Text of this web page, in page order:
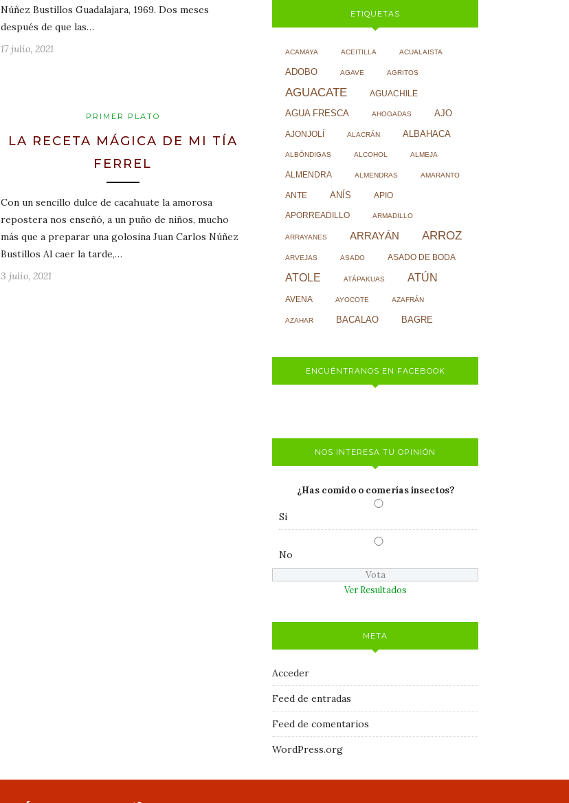
Núñez Bustillos Guadalajara, 1969. Dos meses
después de que las…
17 julio, 2021
PRIMER PLATO
LA RECETA MÁGICA DE MI TÍA
FERREL
Con un sencillo dulce de cacahuate la amorosa
repostera nos enseñó, a un puño de niños, mucho
más que a preparar una golosina Juan Carlos Núñez
Bustillos Al caer la tarde,…
3 julio, 2021
ETIQUETAS
ACAMAYA ACEITILLA ACUALAISTA
ADOBO AGAVE AGRITOS
AGUACATE AGUACHILE
AGUA FRESCA AHOGADAS AJO
AJONJOLÍ ALACRÁN ALBAHACA
ALBÓNDIGAS ALCOHOL ALMEJA
ALMENDRA ALMENDRAS AMARANTO
ANTE ANÍS APIO
APORREADILLO ARMADILLO
ARRAYANES ARRAYÁN ARROZ
ARVEJAS ASADO ASADO DE BODA
ATOLE ATÁPAKUAS ATÚN
AVENA AYOCOTE AZAFRÁN
AZAHAR BACALAO BAGRE
ENCUÉNTRANOS EN FACEBOOK
NOS INTERESA TU OPINIÓN
¿Has comido o comerías insectos?
Si
No
Ver Resultados
META
Acceder
Feed de entradas
Feed de comentarios
WordPress.org